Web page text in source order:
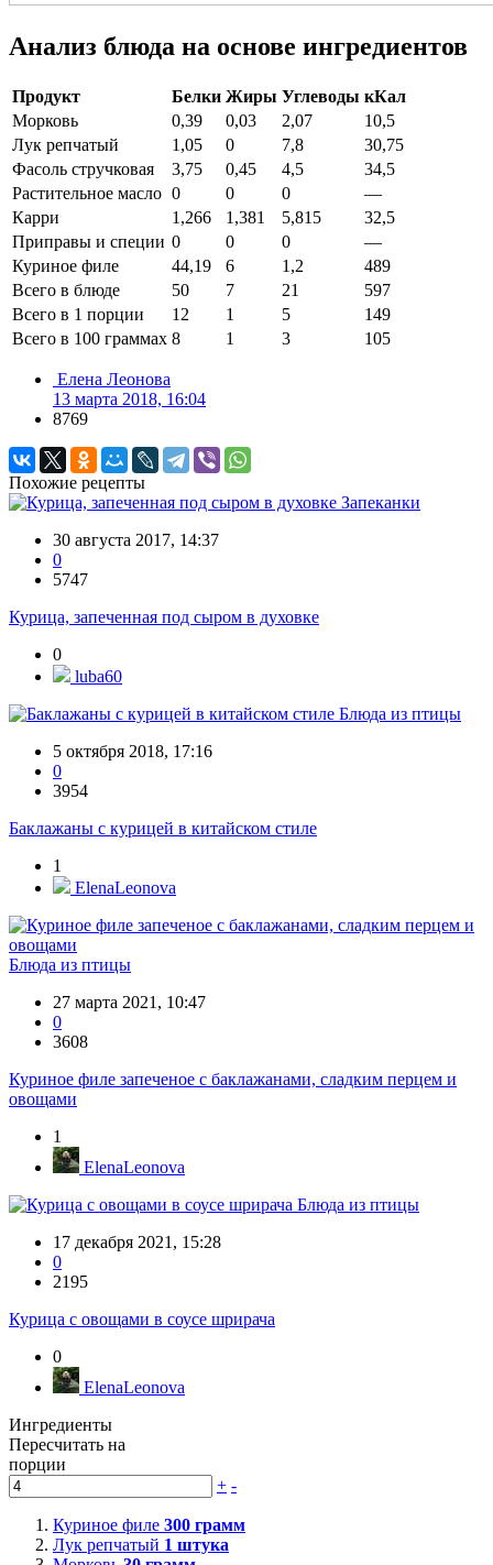
Анализ блюда на основе ингредиентов
Продукт Белки Жиры Углеводы кКал
Морковь
0,39 0,03 2,07
10,5
Лук репчатый
1,05 0 7,8
30,75
Фасоль стручковая
3,75 0,45 4,5
34,5
Растительное масло 0 0 0
—
Карри
1,266 1,381 5,815
32,5
Приправы и специи 0 0 0
—
Куриное филе
44,19 6 1,2
489
Всего в блюде
50 7 21
597
Всего в 1 порции
12 1 5
149
Всего в 100 граммах 8 1 3 105
Елена Леонова
13 марта 2018, 16:04
8769
Похожие рецепты
Запеканки
30 августа 2017, 14:37
0
5747
Курица, запеченная под сыром в духовке
0
luba60
Блюда из птицы
5 октября 2018, 17:16
0
3954
Баклажаны с курицей в китайском стиле
1
ElenaLeonova
Блюда из птицы
27 марта 2021, 10:47
0
3608
Куриное филе запеченое с баклажанами, сладким перцем и
овощами
1
ElenaLeonova
Блюда из птицы
17 декабря 2021, 15:28
0
2195
Курица с овощами в соусе шрирача
0
ElenaLeonova
Ингредиенты
Пересчитать на
порции
+ -
Куриное филе 300 грамм
Лук репчатый 1 штука